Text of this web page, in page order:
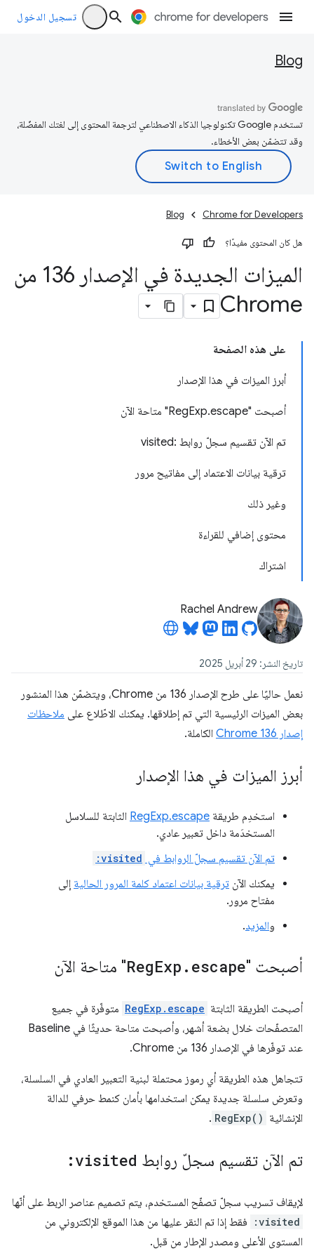
تسجيل الدخول
Blog
تستخدم Google تكنولوجيا الذكاء الاصطناعي لترجمة المحتوى إلى لغتك المفضّلة،
وقد تتضمّن بعض الأخطاء.
Chrome for Developers
Blog
هل كان المحتوى مفيدًا؟
الميزات الجديدة في الإصدار 136 من
Chrome
على هذه الصفحة
أبرز الميزات في هذا الإصدار
أصبحت "RegExp.escape" متاحة الآن
تم الآن تقسيم سجلّ روابط :visited
ترقية بيانات الاعتماد إلى مفاتيح مرور
وغير ذلك
محتوى إضافي للقراءة
اشتراك
Rachel Andrew
تاريخ النشر: 29 أبريل 2025
نعمل حاليًا على طرح الإصدار 136 من Chrome، ويتضمّن هذا المنشور
بعض الميزات الرئيسية التي تم إطلاقها. يمكنك الاطّلاع على ملاحظات
إصدار Chrome 136
الكاملة.
أبرز الميزات في هذا الإصدار
استخدِم طريقة RegExp.escape الثابتة للسلاسل
المستخدَمة داخل تعبير عادي.
تم الآن تقسيم سجلّ الروابط في :visited
يمكنك الآن ترقية بيانات اعتماد كلمة المرور الحالية إلى
مفتاح مرور.
والمزيد.
أصبحت " RegExp . escape " متاحة الآن
أصبحت الطريقة الثابتة RegExp.escape متوفّرة في جميع
المتصفّحات خلال بضعة أشهر، وأصبحت متاحة حديثًا في Baseline
عند توفّرها في الإصدار 136 من Chrome.
تتجاهل هذه الطريقة أي رموز محتملة لبنية التعبير العادي في السلسلة،
وتعرض سلسلة جديدة يمكن استخدامها بأمان كنمط حرفي للدالة
الإنشائية RegExp()
.
تم الآن تقسيم سجلّ روابط :visited
لإيقاف تسريب سجلّ تصفّح المستخدم، يتم تصميم عناصر الربط على أنّها
:visited
فقط إذا تم النقر عليها من هذا الموقع الإلكتروني من
المستوى الأعلى ومصدر الإطار من قبل.